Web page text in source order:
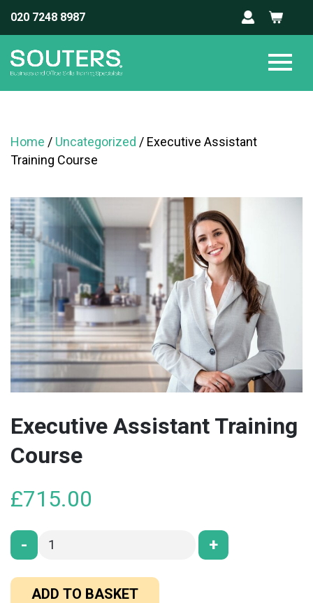
020 7248 8987
Home / Uncategorized / Executive Assistant
Training Course
Executive Assistant Training
Course
£715.00
- +
ADD TO BASKET